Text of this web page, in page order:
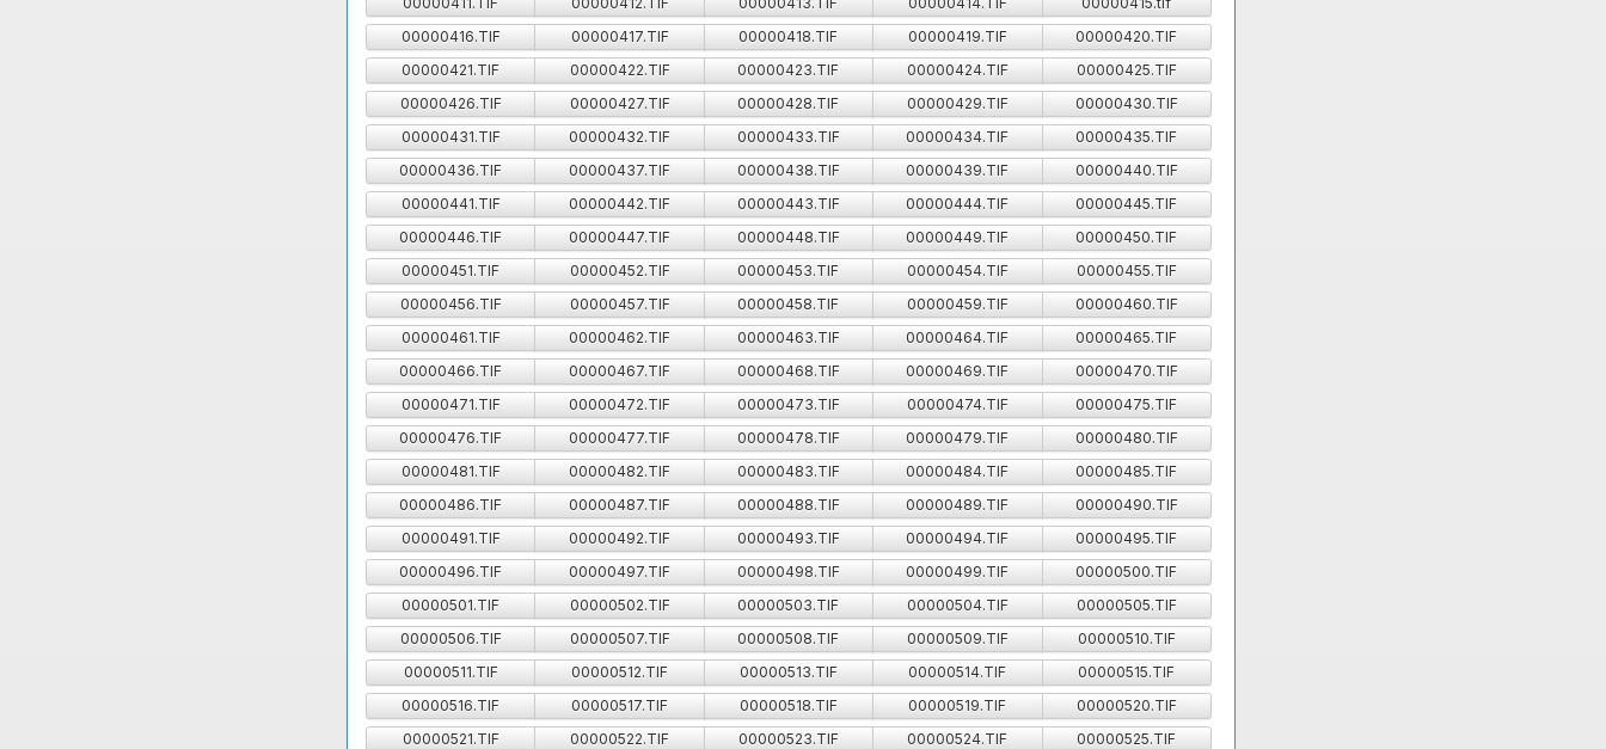
00000416.TIF
00000417.TIF 00000418.TIF 00000419.TIF
00000420.TIF
00000421.TIF
00000422.TIF 00000423.TIF 00000424.TIF
00000425.TIF
00000426.TIF
00000427.TIF 00000428.TIF 00000429.TIF
00000430.TIF
00000431.TIF
00000432.TIF 00000433.TIF 00000434.TIF
00000435.TIF
00000436.TIF
00000437.TIF 00000438.TIF 00000439.TIF
00000440.TIF
00000441.TIF
00000442.TIF 00000443.TIF 00000444.TIF
00000445.TIF
00000446.TIF
00000447.TIF 00000448.TIF 00000449.TIF
00000450.TIF
00000451.TIF
00000452.TIF 00000453.TIF 00000454.TIF
00000455.TIF
00000456.TIF
00000457.TIF 00000458.TIF 00000459.TIF
00000460.TIF
00000461.TIF
00000462.TIF 00000463.TIF 00000464.TIF
00000465.TIF
00000466.TIF
00000467.TIF 00000468.TIF 00000469.TIF
00000470.TIF
00000471.TIF
00000472.TIF 00000473.TIF 00000474.TIF
00000475.TIF
00000476.TIF
00000477.TIF 00000478.TIF 00000479.TIF
00000480.TIF
00000481.TIF
00000482.TIF 00000483.TIF 00000484.TIF
00000485.TIF
00000486.TIF
00000487.TIF 00000488.TIF 00000489.TIF
00000490.TIF
00000491.TIF
00000492.TIF 00000493.TIF 00000494.TIF
00000495.TIF
00000496.TIF
00000497.TIF 00000498.TIF 00000499.TIF
00000500.TIF
00000501.TIF
00000502.TIF 00000503.TIF 00000504.TIF
00000505.TIF
00000506.TIF
00000507.TIF 00000508.TIF 00000509.TIF
00000510.TIF
00000511.TIF
00000512.TIF 00000513.TIF 00000514.TIF
00000515.TIF
00000516.TIF
00000517.TIF 00000518.TIF 00000519.TIF
00000520.TIF
00000521.TIF
00000522.TIF 00000523.TIF 00000524.TIF
00000525.TIF